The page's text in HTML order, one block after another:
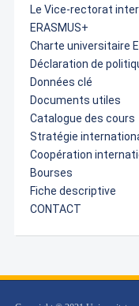
Le Vice-rectorat
ERASMUS+
Charte universitaire
Déclaration de
Données clé
Documents utiles
Catalogue des cours
Stratégie
Coopération
Bourses
Fiche descriptive
CONTACT